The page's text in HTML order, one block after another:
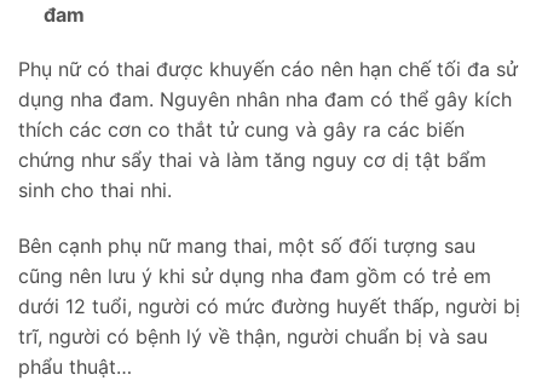
đam
Phụ nữ có thai được khuyến cáo nên hạn chế tối đa sử
dụng nha đam. Nguyên nhân nha đam có thể gây kích
thích các cơn co thắt tử cung và gây ra các biến
chứng như sẩy thai và làm tăng nguy cơ dị tật bẩm
sinh cho thai nhi.
Bên cạnh phụ nữ mang thai, một số đối tượng sau
cũng nên lưu ý khi sử dụng nha đam gồm có trẻ em
dưới 12 tuổi, người có mức đường huyết thấp, người bị
trĩ, người có bệnh lý về thận, người chuẩn bị và sau
phẩu thuật…